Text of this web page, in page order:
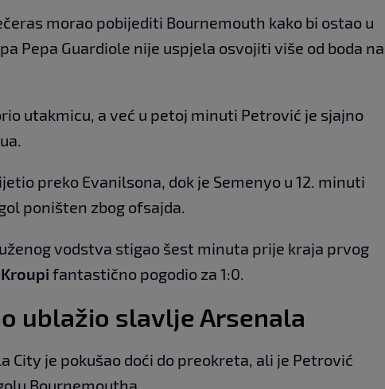
morao pobijediti Bournemouth kako bi ostao u
Pepa Guardiole nije uspjela osvojiti više od boda na
utakmicu, a već u petoj minuti Petrović je sjajno
preko Evanilsona, dok je Semenyo u 12. minuti
poništen zbog ofsajda.
vodstva stigao šest minuta prije kraja prvog
Kroupi fantastično pogodio za 1:0.
ublažio slavlje Arsenala
City je pokušao doći do preokreta, ali je Petrović
Bournemoutha.